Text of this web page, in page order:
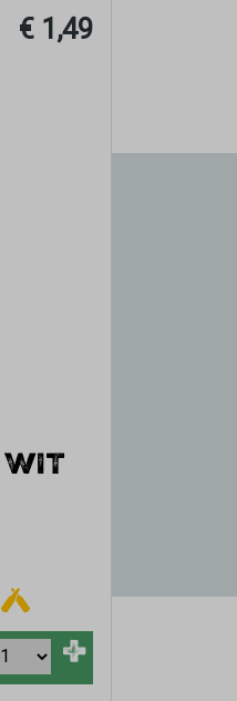
€ 1,49
+